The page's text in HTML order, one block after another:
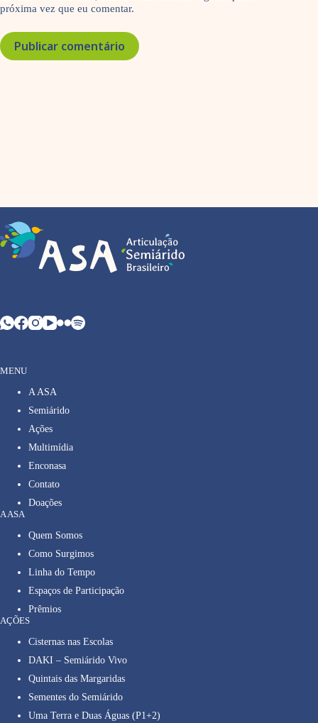
próxima vez que eu comentar.
Publicar comentário
MENU
A ASA
Semiárido
Ações
Multimídia
Enconasa
Contato
Doações
A ASA
Quem Somos
Como Surgimos
Linha do Tempo
Espaços de Participação
Prêmios
AÇÕES
Cisternas nas Escolas
DAKI – Semiárido Vivo
Quintais das Margaridas
Sementes do Semiárido
Uma Terra e Duas Águas (P1+2)